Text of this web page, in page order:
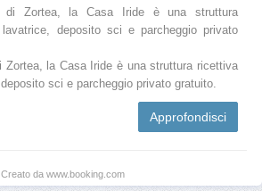
di Zortea, la Casa Iride è una struttura
deposito sci e parcheggio privato
Zortea, la Casa Iride è una struttura ricettiva
sci e parcheggio privato gratuito.
Approfondisci
Creato da www.booking.com